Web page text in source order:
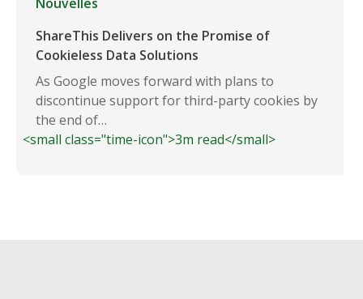
ShareThis Delivers on the Promise of
Cookieless Data Solutions
As Google moves forward with plans to
discontinue support for third-party cookies by
the end of…
<small class="time-icon">3m read</small>